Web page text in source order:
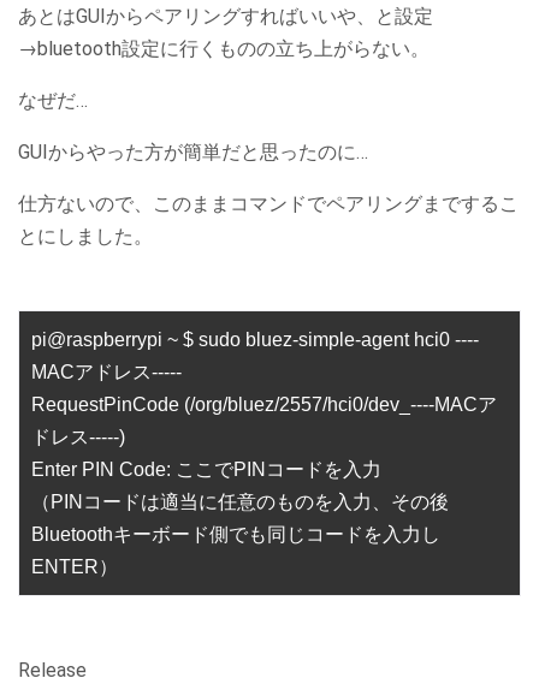
あとはGUIからペアリングすればいいや、と設定
→bluetooth設定に行くものの立ち上がらない。
なぜだ…
GUIからやった方が簡単だと思ったのに…
仕方ないので、このままコマンドでペアリングまでするこ
とにしました。
pi@raspberrypi ~ $ sudo bluez-simple-agent hci0 ----
MACアドレス-----
RequestPinCode (/org/bluez/2557/hci0/dev_----MACア
ドレス-----)
Enter PIN Code: ここでPINコードを入力
（PINコードは適当に任意のものを入力、その後
Bluetoothキーボード側でも同じコードを入力し
ENTER）
Release